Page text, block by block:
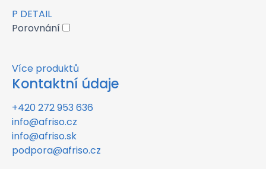
P DETAIL
Porovnání
Více produktů
Kontaktní údaje
+420 272 953 636
info@afriso.cz
info@afriso.sk
podpora@afriso.cz